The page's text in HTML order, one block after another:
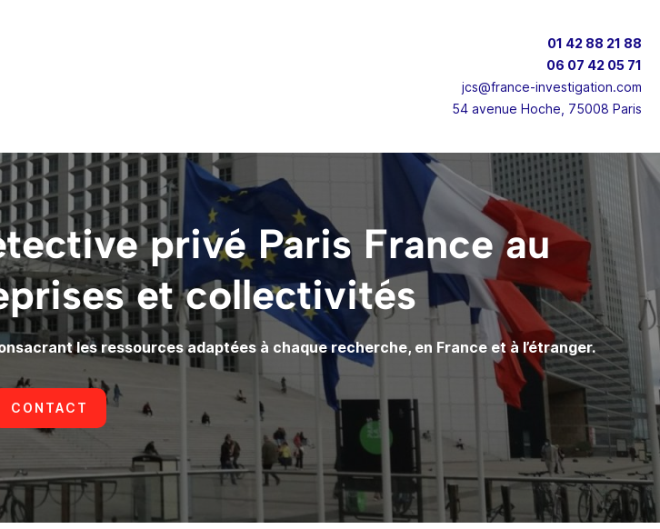
01 42 88 21 88
06 07 42 05 71
jcs@france-investigation.com
54 avenue Hoche, 75008 Paris
privé Paris France au
et collectivités
les ressources adaptées à chaque recherche, en France et à l’étranger.
CONTACT